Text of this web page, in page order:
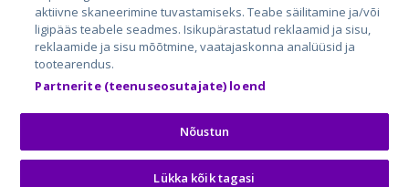
City24.ee
GetaPro.lv
GetaPro.ee
Autoplius.lt
Aruodas.lt
Kainos.lt
Paslaugos.lt
auto24.ee
Osta.ee
KuldneBörs.ee
aktiivne skaneerimine tuvastamiseks. Teabe säilitamine ja/või
ligipääs teabele seadmes. Isikupärastatud reklaamid ja sisu,
reklaamide ja sisu mõõtmine, vaatajaskonna analüüsid ja
tootearendus.
Partnerite (teenuseosutajate) loend
Nõustun
Lükka kõik tagasi